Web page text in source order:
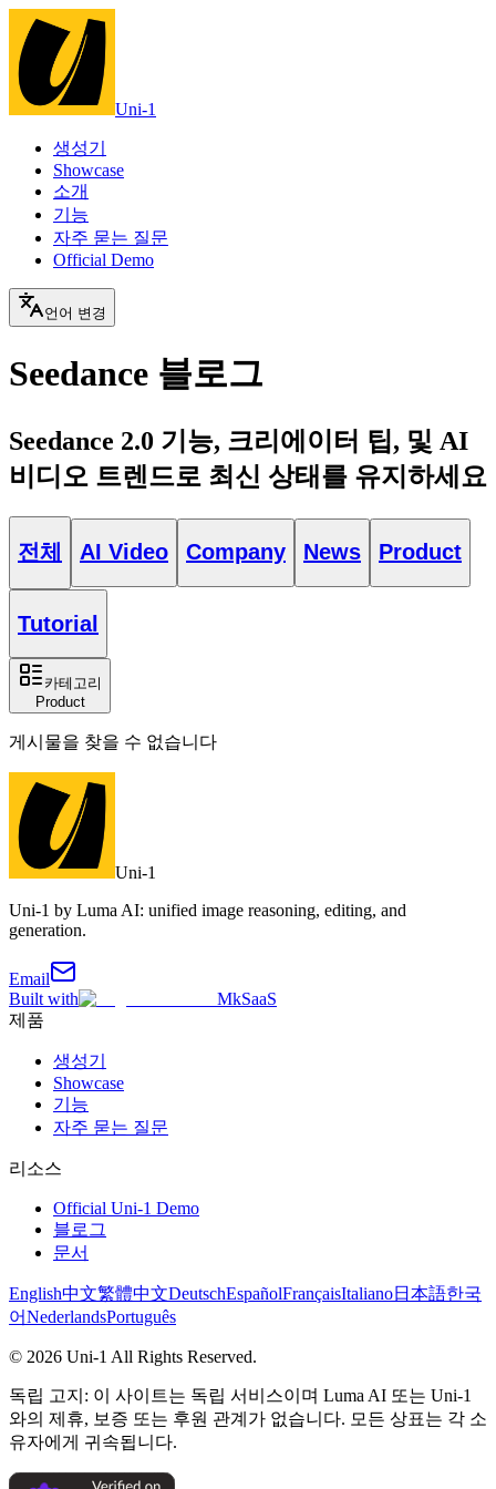
Uni-1
생성기
Showcase
소개
기능
자주 묻는 질문
Official Demo
언어 변경
Seedance 블로그
Seedance 2.0 기능, 크리에이터 팁, 및 AI
비디오 트렌드로 최신 상태를 유지하세요
전체 AI Video Company News Product
Tutorial
카테고리
Product
게시물을 찾을 수 없습니다
Uni-1
Uni-1 by Luma AI: unified image reasoning, editing, and
generation.
Email
Built with
MkSaaS
제품
생성기
Showcase
기능
자주 묻는 질문
리소스
Official Uni-1 Demo
블로그
문서
English中文繁體中文DeutschEspañolFrançaisItaliano日本語한국
어NederlandsPortuguês
© 2026 Uni-1 All Rights Reserved.
독립 고지: 이 사이트는 독립 서비스이며 Luma AI 또는 Uni-1
와의 제휴, 보증 또는 후원 관계가 없습니다. 모든 상표는 각 소
유자에게 귀속됩니다.